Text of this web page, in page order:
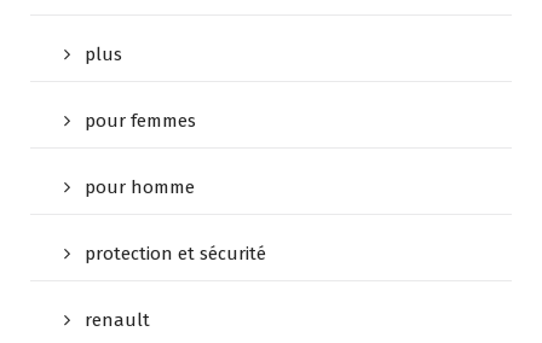
plus
pour femmes
pour homme
protection et sécurité
renault